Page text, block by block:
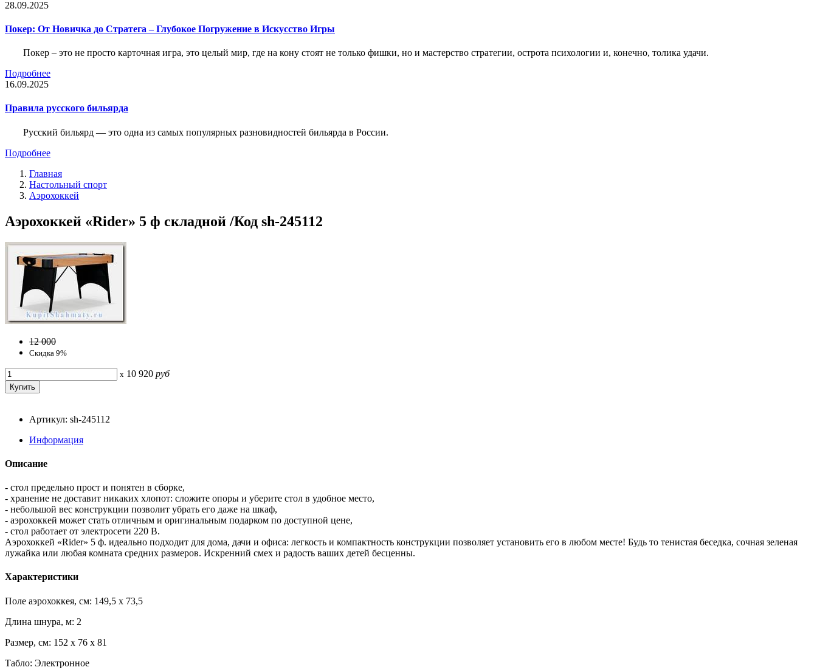
28.09.2025
Покер: От Новичка до Стратега – Глубокое Погружение в Искусство Игры
Покер – это не просто карточная игра, это целый мир, где на кону стоят не только фишки, но и мастерство стратегии, острота психологии и, конечно, толика удачи.
Подробнее
16.09.2025
Правила русского бильярда
Русский бильярд — это одна из самых популярных разновидностей бильярда в России.
Подробнее
Главная
Настольный спорт
Аэрохоккей
Аэрохоккей «Rider» 5 ф складной /Код sh-245112
12 000
Скидка 9%
x 10 920 руб
Артикул: sh-245112
Информация
Описание
- cтол предельно прост и понятен в сборке,
- хранение не доставит никаких хлопот: сложите опоры и уберите стол в удобное место,
- небольшой вес конструкции позволит убрать его даже на шкаф,
- аэрохоккей может стать отличным и оригинальным подарком по доступной цене,
- стол работает от электросети 220 В.
Аэрохоккей «Rider» 5 ф. идеально подходит для дома, дачи и офиса: легкость и компактность конструкции позволяет установить его в любом месте! Будь то тенистая беседка, сочная зеленая
лужайка или любая комната средних размеров. Искренний смех и радость ваших детей бесценны.
Характеристики
Поле аэрохоккея, см: 149,5 x 73,5
Длина шнура, м: 2
Размер, см: 152 x 76 x 81
Табло: Электронное